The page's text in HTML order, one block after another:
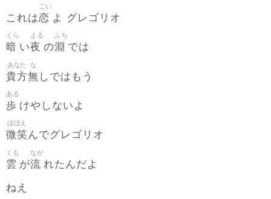
これは恋
こい
よ グレゴリオ
暗
くら
い夜
よる
の淵
ふち
では
貴方
あなた
無
な
しではもう
歩
ある
けやしないよ
微笑
ほほえ
んでグレゴリオ
雲
くも
が流
なが
れたんだよ
ねえ